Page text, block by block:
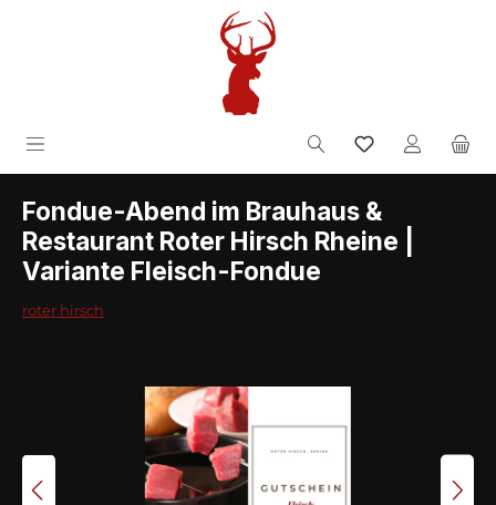
Fondue-Abend im Brauhaus &
Restaurant Roter Hirsch Rheine |
Variante Fleisch-Fondue
roter hirsch